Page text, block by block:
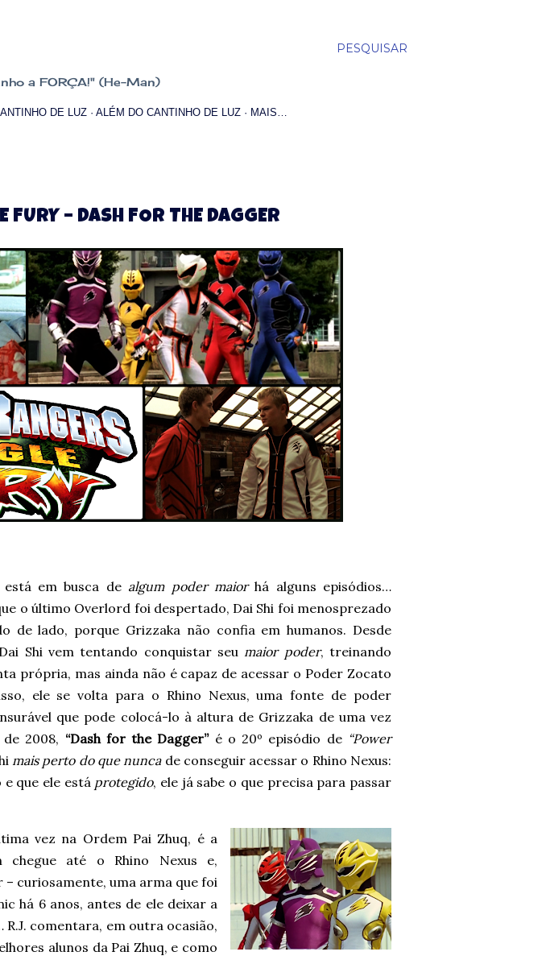
PESQUISAR
a FORÇA!" (He-Man)
DE LUZ ALÉM DO CANTINHO DE LUZ MAIS…
FURY – DASH FOR THE DAGGER
está em busca de algum poder maiorhá alguns episódios…
o último Overlord foi despertado, Dai Shi foi menosprezado
de lado, porque Grizzaka não confia em humanos. Desde
Shi vem tentando conquistar seumaior poder, treinando
própria, mas ainda não é capaz de acessar o Poder Zocato
ele se volta para o Rhino Nexus, uma fonte de poder
que pode colocá-lo à altura de Grizzaka de uma vez
2008, “Dash for the Dagger”é o 20º episódio de “Power
mais perto do que nuncade conseguir acessar o Rhino Nexus:
que ele está protegido, ele já sabe o que precisa para passar
vez na Ordem Pai Zhuq, é a
chegue até o Rhino Nexus e,
curiosamente, uma arma que foi
há 6 anos, antes de ele deixar a
comentara, em outra ocasião,
alunos da Pai Zhuq, e como